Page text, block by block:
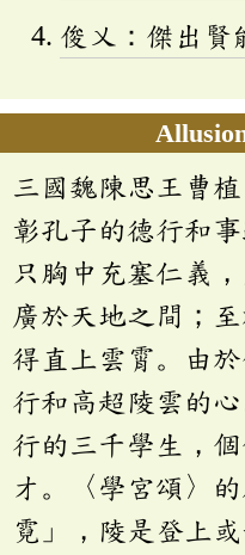
俊乂：傑出賢
三國魏陳思王曹
彰孔子的德行和
只胸中充塞仁義
廣於天地之間；
得直上雲霄。由
行和高超陵雲的
行的三千學生，
才。〈學宮頌〉
霓」，陵是登上